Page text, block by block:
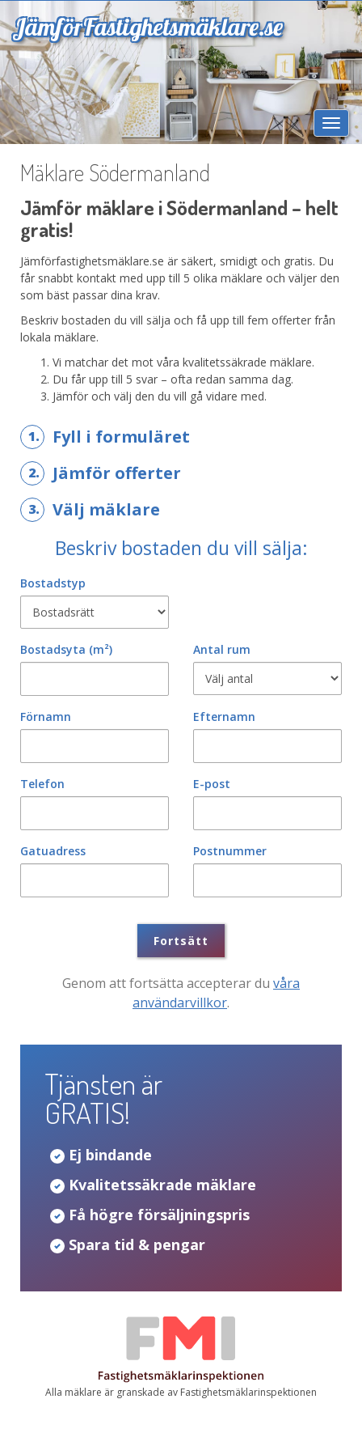
JämförFastighetsmäklare.se
Mäklare Södermanland
Jämför mäklare i Södermanland – helt
gratis!
Jämförfastighetsmäklare.se är säkert, smidigt och gratis. Du
får snabbt kontakt med upp till 5 olika mäklare och väljer den
som bäst passar dina krav.
Beskriv bostaden du vill sälja och få upp till fem offerter från
lokala mäklare.
Vi matchar det mot våra kvalitetssäkrade mäklare.
Du får upp till 5 svar – ofta redan samma dag.
Jämför och välj den du vill gå vidare med.
1. Fyll i formuläret
2. Jämför offerter
3. Välj mäklare
Beskriv bostaden du vill sälja:
Bostadstyp
Bostadsyta (m²) Antal rum
Förnamn Efternamn
Telefon E-post
Gatuadress Postnummer
Fortsätt
Genom att fortsätta accepterar du våra
användarvillkor.
Tjänsten är
GRATIS!
Ej bindande
Kvalitetssäkrade mäklare
Få högre försäljningspris
Spara tid & pengar
Alla mäklare är granskade av Fastighetsmäklarinspektionen